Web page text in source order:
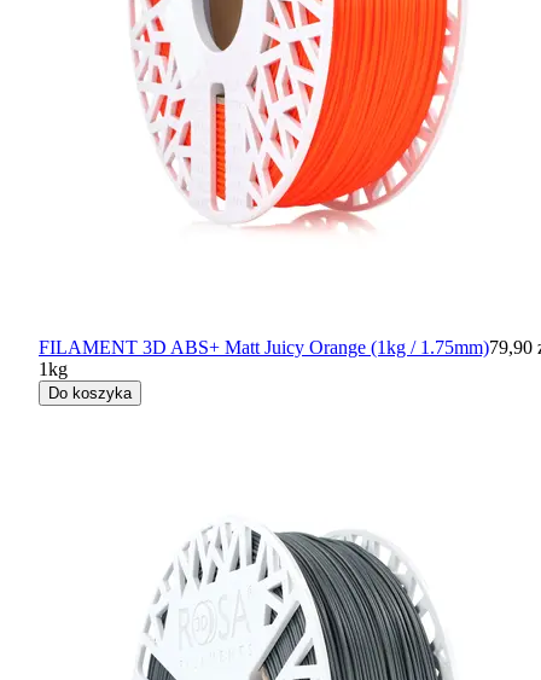
FILAMENT 3D ABS+ Matt Juicy Orange (1kg / 1.75mm)79,90
1kg
Do koszyka